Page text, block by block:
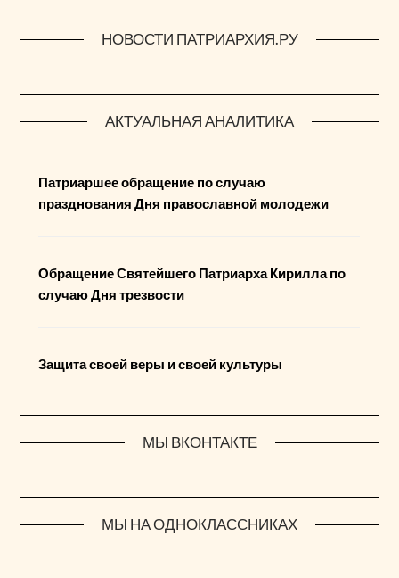
НОВОСТИ ПАТРИАРХИЯ.РУ
АКТУАЛЬНАЯ АНАЛИТИКА
Патриаршее обращение по случаю
празднования Дня православной молодежи
Обращение Святейшего Патриарха Кирилла по
случаю Дня трезвости
Защита своей веры и своей культуры
МЫ ВКОНТАКТЕ
МЫ НА ОДНОКЛАССНИКАХ